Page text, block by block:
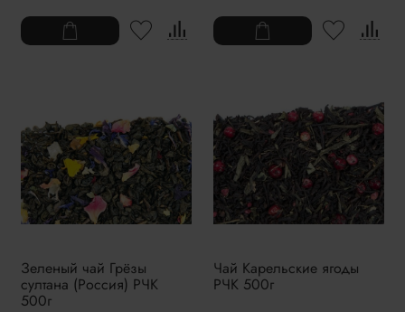
Зеленый чай Грёзы
султана (Россия) РЧК
500г
Чай Карельские ягоды
РЧК 500г